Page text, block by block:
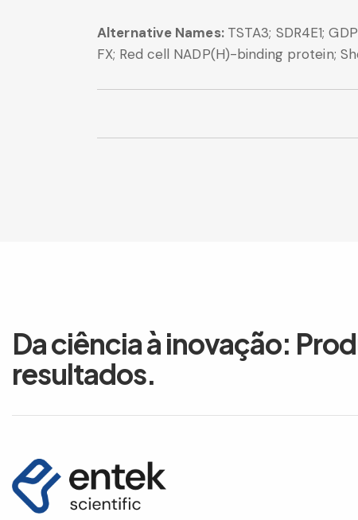
Alternative Names: TSTA3; SDR4E1;
FX; Red cell NADP(H)-binding protein;
Da ciência à inovação:
resultados.